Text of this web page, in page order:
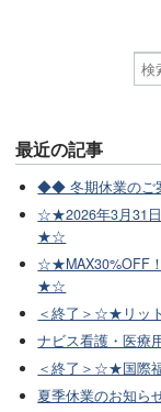
最近の記事
◆◆ 冬期休業の
☆★2026年3月31日
★☆
☆★MAX30%OFF
★☆
＜終了＞☆★リッ
ナビス看護・医療
＜終了＞☆★国際
夏季休業のお知ら